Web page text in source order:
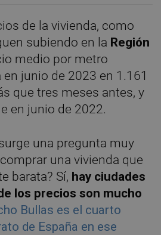
de la vivienda, como
subiendo en la Región
medio por metro
junio de 2023 en 1.161
que tres meses antes, y
en junio de 2022.
una pregunta muy
una vivienda que
barata? Sí, hay ciudades
los precios son mucho
Bullas es el cuarto
de España en ese